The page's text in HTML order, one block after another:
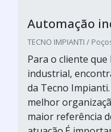
Automação
TECNO IMPIANTI /
Para o cliente
industrial,
da Tecno
melhor
maior referência